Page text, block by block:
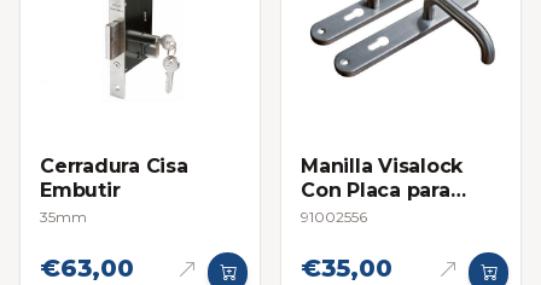
Cerradura Cisa
Embutir
35mm
€63,00
Manilla Visalock
Con Placa para
Cerraduras de
91002556
€35,00